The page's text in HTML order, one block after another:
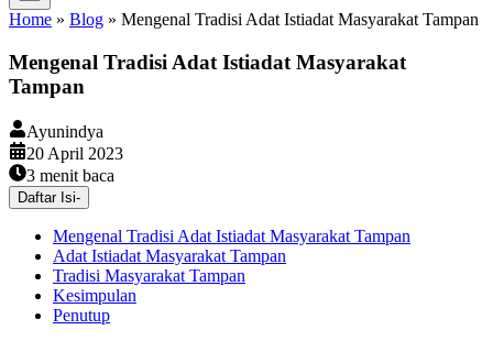
Home » Blog » Mengenal Tradisi Adat Istiadat Masyarakat Tampan
Mengenal Tradisi Adat Istiadat Masyarakat
Tampan
Ayunindya
20 April 2023
3 menit baca
Daftar Isi-
Mengenal Tradisi Adat Istiadat Masyarakat Tampan
Adat Istiadat Masyarakat Tampan
Tradisi Masyarakat Tampan
Kesimpulan
Penutup